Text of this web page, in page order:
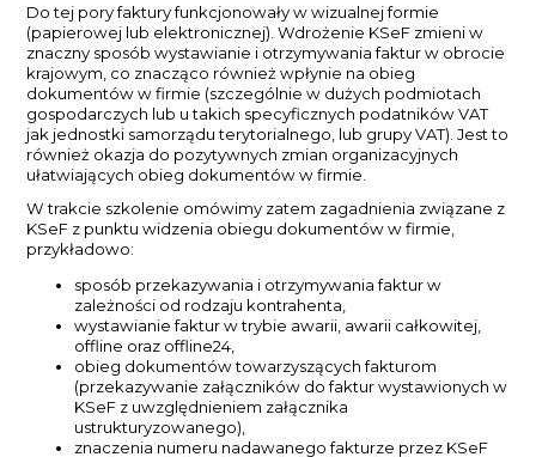
Do tej pory faktury funkcjonowały w wizualnej formie
(papierowej lub elektronicznej). Wdrożenie KSeF zmieni w
znaczny sposób wystawianie i otrzymywania faktur w obrocie
krajowym, co znacząco również wpłynie na obieg
dokumentów w firmie (szczególnie w dużych podmiotach
gospodarczych lub u takich specyficznych podatników VAT
jak jednostki samorządu terytorialnego, lub grupy VAT). Jest to
również okazja do pozytywnych zmian organizacyjnych
ułatwiających obieg dokumentów w firmie.
W trakcie szkolenie omówimy zatem zagadnienia związane z
KSeF z punktu widzenia obiegu dokumentów w firmie,
przykładowo:
sposób przekazywania i otrzymywania faktur w
zależności od rodzaju kontrahenta,
wystawianie faktur w trybie awarii, awarii całkowitej,
offline oraz offline24,
obieg dokumentów towarzyszących fakturom
(przekazywanie załączników do faktur wystawionych w
KSeF z uwzględnieniem załącznika
ustrukturyzowanego),
znaczenia numeru nadawanego fakturze przez KSeF